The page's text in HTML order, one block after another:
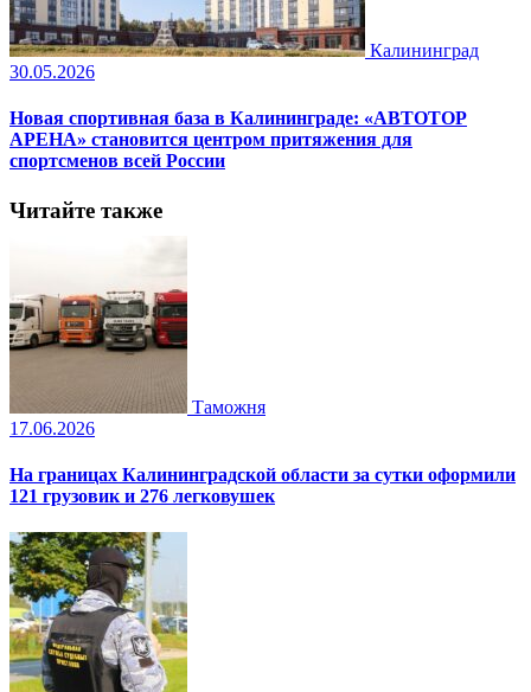
Калининград
30.05.2026
Новая спортивная база в Калининграде: «АВТОТОР
АРЕНА» становится центром притяжения для
спортсменов всей России
Читайте также
Таможня
17.06.2026
На границах Калининградской области за сутки оформили
121 грузовик и 276 легковушек